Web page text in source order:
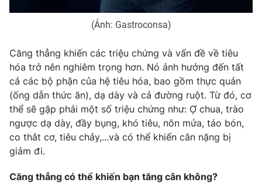
® Cấm sao chép dưới mọi hình thức nếu không có sự chấp
thuận bằng văn bản. Ghi rõ nguồn VTV.vn khi phát hành lại
thông tin từ website này.
(Ảnh: Gastroconsa)
Căng thẳng khiến các triệu chứng và vấn đề về tiêu
hóa trở nên nghiêm trọng hơn. Nó ảnh hưởng đến tất
cả các bộ phận của hệ tiêu hóa, bao gồm thực quản
(ống dẫn thức ăn), dạ dày và cả đường ruột. Từ đó, cơ
thể sẽ gặp phải một số triệu chứng như: Ợ chua, trào
ngược dạ dày, đầy bụng, khó tiêu, nôn mửa, táo bón,
co thắt cơ, tiêu chảy,...và có thể khiến cân nặng bị
giảm đi.
Căng thẳng có thể khiến bạn tăng cân không?